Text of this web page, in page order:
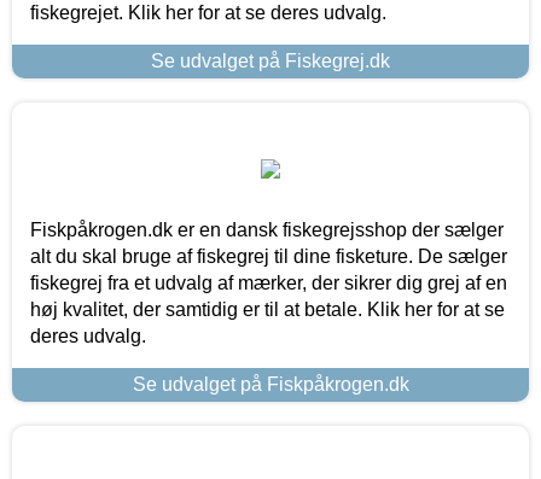
fiskegrejet. Klik her for at se deres udvalg.
Se udvalget på Fiskegrej.dk
Fiskpåkrogen.dk er en dansk fiskegrejsshop der sælger
alt du skal bruge af fiskegrej til dine fisketure. De sælger
fiskegrej fra et udvalg af mærker, der sikrer dig grej af en
høj kvalitet, der samtidig er til at betale. Klik her for at se
deres udvalg.
Se udvalget på Fiskpåkrogen.dk